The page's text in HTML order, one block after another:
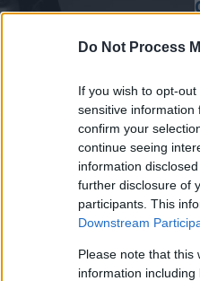
Do Not Process
If you wish to opt-
sensitive information
confirm your
continue seeing
information
further disclosure of
participants. This
Downstream
Please note that this
information